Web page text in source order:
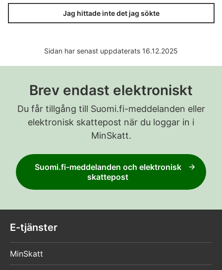
Jag hittade inte det jag sökte
Sidan har senast uppdaterats 16.12.2025
Brev endast elektroniskt
Du får tillgång till Suomi.fi-meddelanden eller
elektronisk skattepost när du loggar in i
MinSkatt.
Suomi.fi-meddelanden och elektronisk
skattepost
E-tjänster
MinSkatt